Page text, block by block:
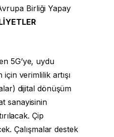
Birliği Yapay
5G’ye, uydu
verimlilik artışı
dijital dönüşüm
sanayisinin
Çip
Çalışmalar destek